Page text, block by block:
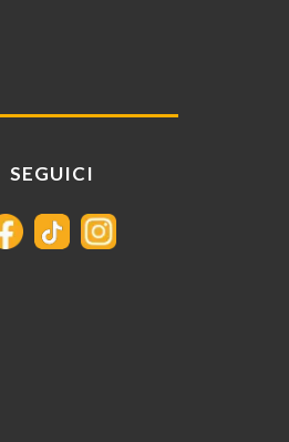
SEGUICI